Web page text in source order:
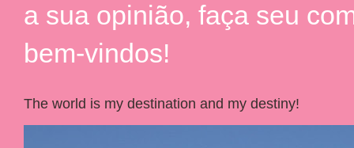
a sua opinião, faça seu
bem-vindos!
The world is my destination and my destiny!